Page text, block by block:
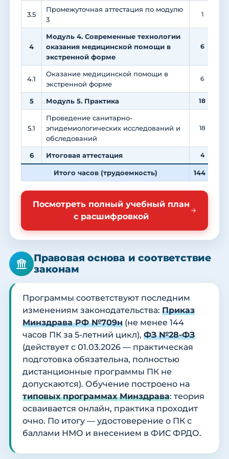
3.5
Промежуточная аттестация по модулю
3
1
4
Модуль 4. Современные технологии
оказания медицинской помощи в
экстренной форме
6
4.1
Оказание медицинской помощи в
экстренной форме
6
5 Модуль 5. Практика 18
5.1
Проведение санитарно-
эпидемиологических исследований и
обследований
18
6 Итоговая аттестация 4
Итого часов (трудоемкость) 144
Посмотреть полный учебный план
с расшифровкой
Правовая основа и соответствие
законам
Программы соответствуют последним
изменениям законодательства: Приказ
Минздрава РФ №709н (не менее 144
часов ПК за 5-летний цикл), ФЗ №28-ФЗ
(действует с 01.03.2026 — практическая
подготовка обязательна, полностью
дистанционные программы ПК не
допускаются). Обучение построено на
типовых программах Минздрава: теория
осваивается онлайн, практика проходит
очно. По итогу — удостоверение о ПК с
баллами НМО и внесением в ФИС ФРДО.